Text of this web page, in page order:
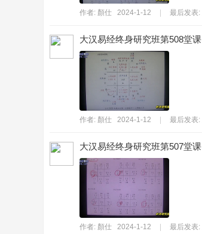
院
作者: 顏仕 2024-1-12 最后发表:
大汉易经终身研究班第508堂课
作者: 顏仕 2024-1-12 最后发表:
大汉易经终身研究班第507堂课
作者: 顏仕 2024-1-12 最后发表: